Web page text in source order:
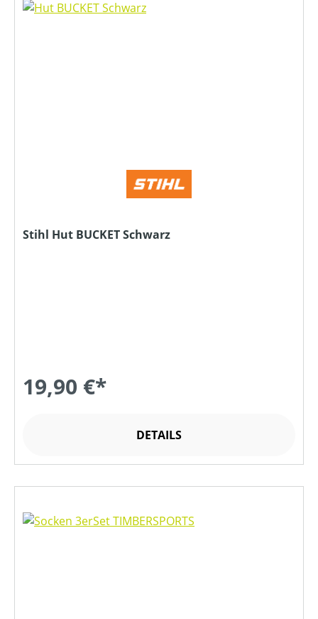
Stihl Hut BUCKET Schwarz
19,90 €*
DETAILS